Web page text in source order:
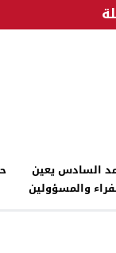
السادس يعين
والمسؤولين